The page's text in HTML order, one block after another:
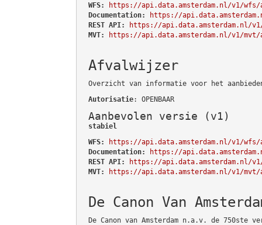
WFS:
https://api.data.amsterdam.nl/v1/wfs/
Documentation:
https://
REST API:
https://api.data.amsterdam.nl/
MVT:
https://api.data.amsterdam.nl/v1/mvt/
Afvalwijzer
Overzicht van informatie voor het
Autorisatie: OPENBAAR
Aanbevolen versie (v1)
stabiel
WFS:
https://api.data.amsterdam.nl/v1/
Documentation:
https://
REST API:
https://api.data.amsterdam.nl/
MVT:
https://api.data.amsterdam.nl/v1/
De Canon Van
De Canon van Amsterdam n.a.v. de 750ste